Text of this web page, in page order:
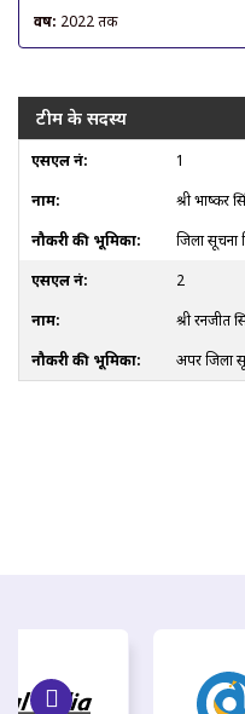
वर्ष: 2022 तक
टीम के सदस्य
1
श्री भाष्कर
जिला सूचना
2
श्री रनजीत
अपर जिला